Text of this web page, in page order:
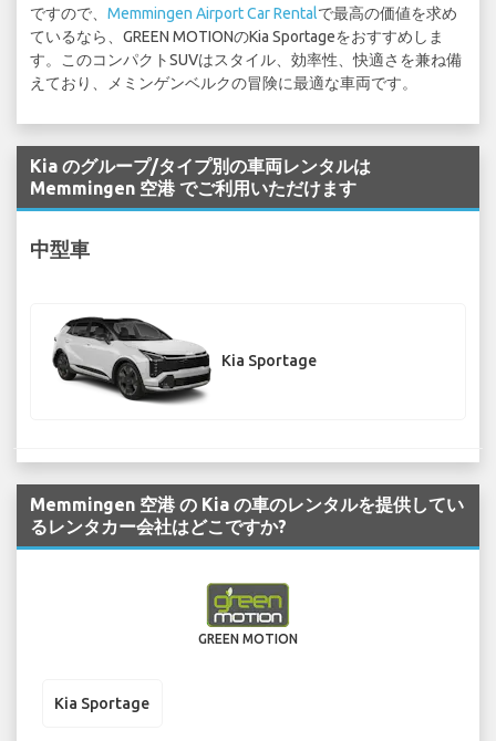
ですので、 Memmingen Airport Car Rentalで最高の価値を求め
ているなら、GREEN MOTIONのKia Sportageをおすすめしま
す。このコンパクトSUVはスタイル、効率性、快適さを兼ね備
えており、メミンゲンベルクの冒険に最適な車両です。
Kia のグループ/タイプ別の車両レンタルは
Memmingen 空港 でご利用いただけます
中型車
Kia Sportage
Memmingen 空港 の Kia の車のレンタルを提供してい
るレンタカー会社はどこですか?
GREEN MOTION
Kia Sportage